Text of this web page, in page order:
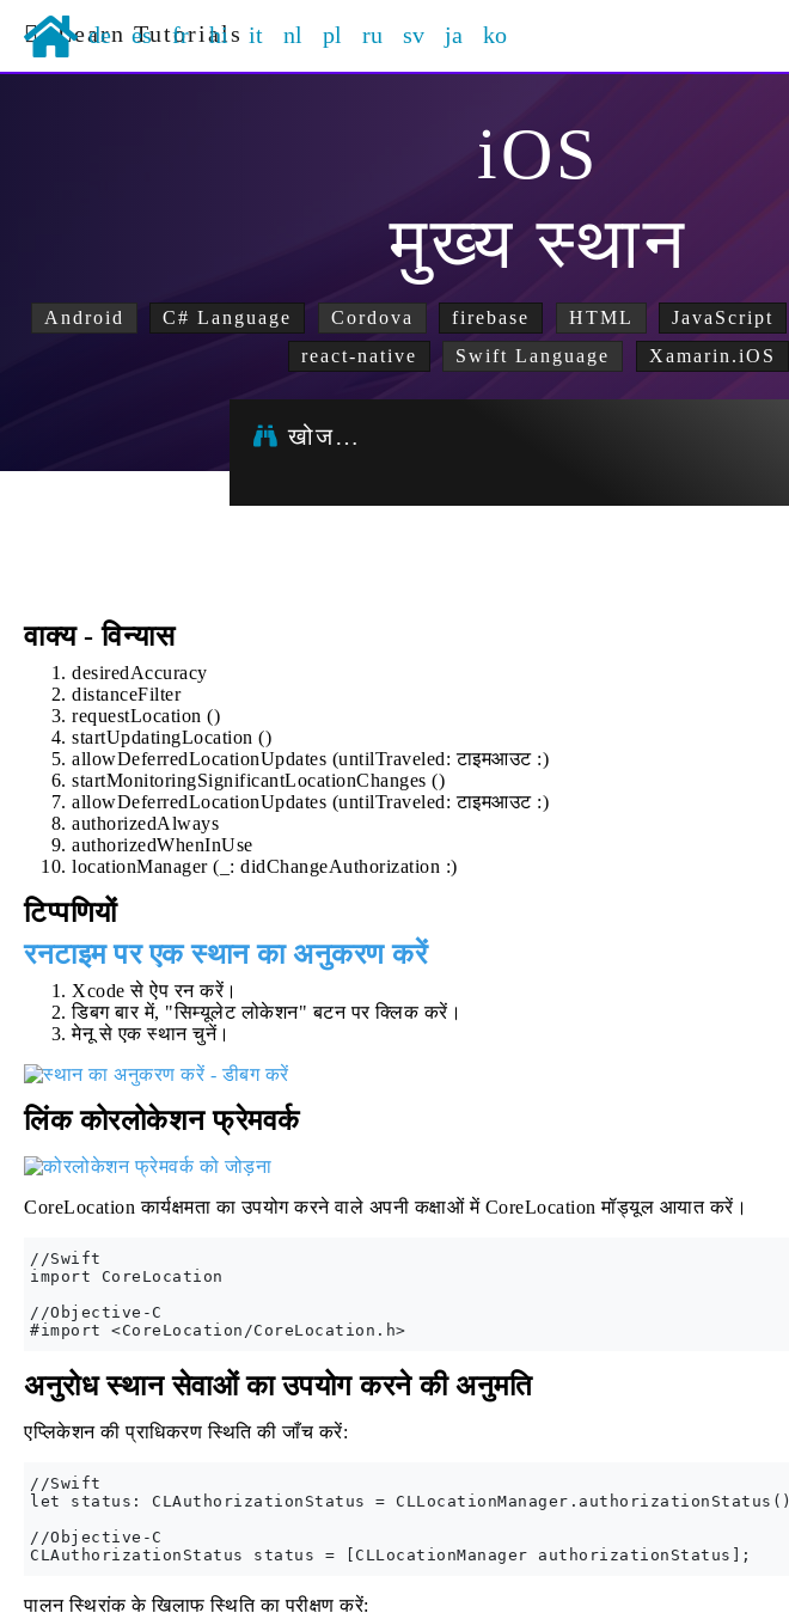
Learn Tutorials
de es fr hi it nl pl ru sv ja ko
iOS
मुख्य स्थान
Android C# Language Cordova firebase HTML JavaScript
react-native
Swift Language Xamarin.iOS
खोज…
वाक्य - विन्यास
desiredAccuracy
distanceFilter
requestLocation ()
startUpdatingLocation ()
allowDeferredLocationUpdates (untilTraveled: टाइमआउट :)
startMonitoringSignificantLocationChanges ()
allowDeferredLocationUpdates (untilTraveled: टाइमआउट :)
authorizedAlways
authorizedWhenInUse
locationManager (_: didChangeAuthorization :)
टिप्पणियों
रनटाइम पर एक स्थान का अनुकरण करें
Xcode से ऐप रन करें।
डिबग बार में, "सिम्यूलेट लोकेशन" बटन पर क्लिक करें।
मेनू से एक स्थान चुनें।
लिंक कोरलोकेशन फ्रेमवर्क
CoreLocation कार्यक्षमता का उपयोग करने वाले अपनी कक्षाओं में CoreLocation मॉड्यूल आयात करें।
//Swift
import CoreLocation
//Objective-C
अनुरोध स्थान सेवाओं का उपयोग करने की अनुमति
एप्लिकेशन की प्राधिकरण स्थिति की जाँच करें:
//Swift
let status: CLAuthorizationStatus = CLLocationManager.authorizationStatus()
//Objective-C
पालन स्थिरांक के खिलाफ स्थिति का परीक्षण करें: